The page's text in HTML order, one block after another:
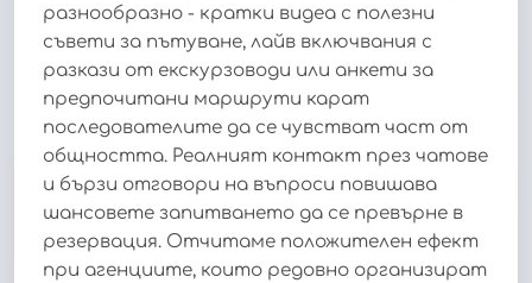
разнообразно - кратки видеа с полезни
съвети за пътуване, лайв включвания с
разкази от екскурзоводи или анкети за
предпочитани маршрути карат
последователите да се чувстват част от
общността. Реалният контакт през чатове
и бързи отговори на въпроси повишава
шансовете запитването да се превърне в
резервация. Отчитаме положителен ефект
при агенциите, които редовно организират